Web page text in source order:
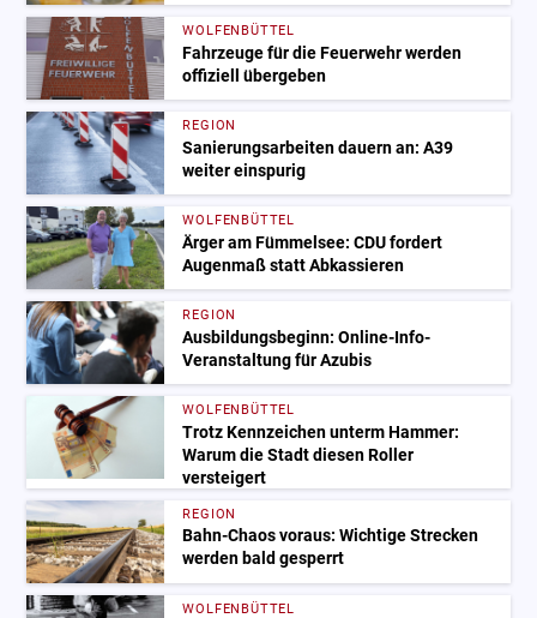
WOLFENBÜTTEL
Fahrzeuge für die Feuerwehr werden
offiziell übergeben
REGION
Sanierungsarbeiten dauern an: A39
weiter einspurig
WOLFENBÜTTEL
Ärger am Fümmelsee: CDU fordert
Augenmaß statt Abkassieren
REGION
Ausbildungsbeginn: Online-Info-
Veranstaltung für Azubis
WOLFENBÜTTEL
Trotz Kennzeichen unterm Hammer:
Warum die Stadt diesen Roller
versteigert
REGION
Bahn-Chaos voraus: Wichtige Strecken
werden bald gesperrt
WOLFENBÜTTEL